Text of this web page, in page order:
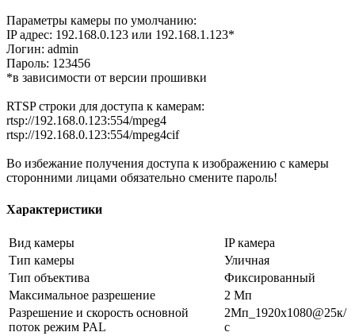
Параметры камеры по умолчанию:
IP адрес: 192.168.0.123 или 192.168.1.123*
Логин: admin
Пароль: 123456
*в зависимости от версии прошивки
RTSP строки для доступа к камерам:
rtsp://192.168.0.123:554/mpeg4
rtsp://192.168.0.123:554/mpeg4cif
Во избежание получения доступа к изображению с камеры
сторонними лицами обязательно смените пароль!
Характеристики
Вид камеры
IP камера
Тип камеры
Уличная
Тип объектива
Фиксированный
Максимальное разрешение
2 Мп
Разрешение и скорость основной
поток режим PAL
2Мп_1920x1080@25к/
с